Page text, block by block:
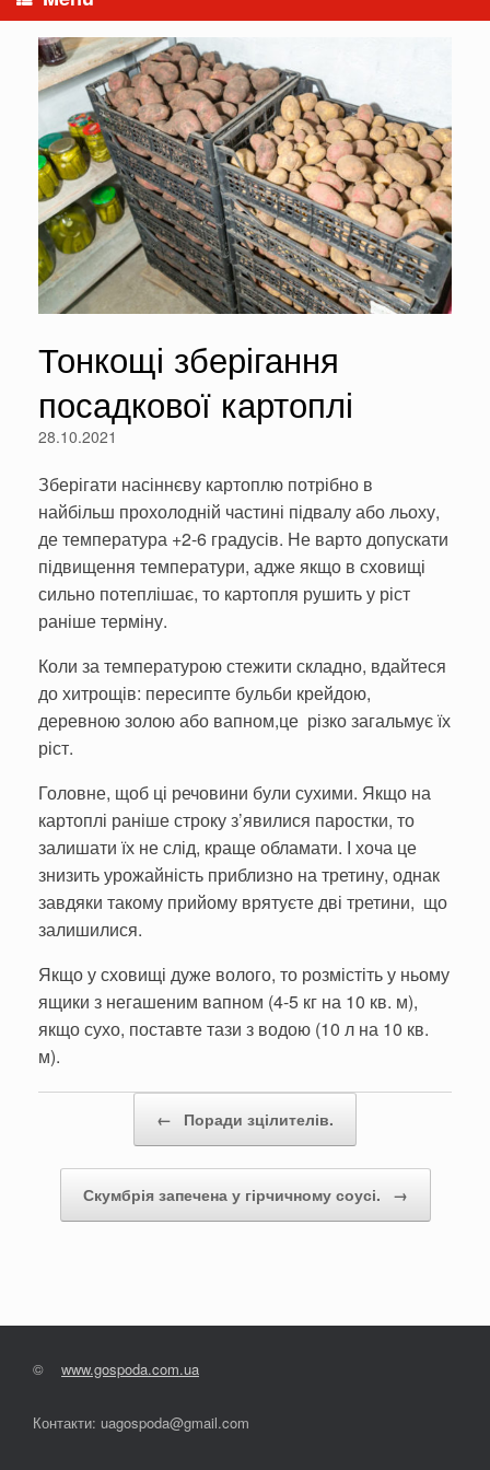
Тонкощі зберігання
посадкової картоплі
28.10.2021
Зберігати насіннєву картоплю потрібно в
найбільш прохолодній частині підвалу або льоху,
де температура +2-6 градусів. Не варто допускати
підвищення температури, адже якщо в сховищі
сильно потеплішає, то картопля рушить у ріст
раніше терміну.
Коли за температурою стежити складно, вдайтеся
до хитрощів: пересипте бульби крейдою,
деревною золою або вапном,це різко загальмує їх
ріст.
Головне, щоб ці речовини були сухими. Якщо на
картоплі раніше строку з’явилися паростки, то
залишати їх не слід, краще обламати. І хоча це
знизить урожайність приблизно на третину, однак
завдяки такому прийому врятуєте дві третини, що
залишилися.
Якщо у сховищі дуже волого, то розмістіть у ньому
ящики з негашеним вапном (4-5 кг на 10 кв. м),
якщо сухо, поставте тази з водою (10 л на 10 кв.
м).
← Поради зцілителів.
Скумбрія запечена у гірчичному соусі. →
© www.gospoda.com.ua
Контакти: uagospoda@gmail.com